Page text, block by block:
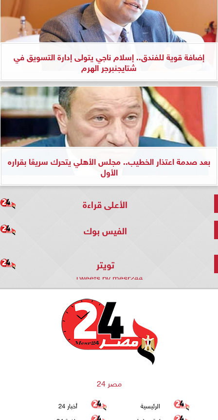
إضافة قوية للفندق.. إسلام ناجي يتولى إدارة التسويق في
شتايجنبرجر الهرم
بعد صدمة اعتذار الخطيب.. مجلس الأهلي يتحرك سريعًا بقراره
الأول
الأعلى قراءة
الفيس بوك
تويتر
Tweets by mesr244
مصر 24
الرئيسية
أخبار 24